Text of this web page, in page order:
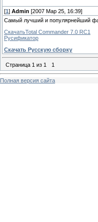
[1 ] Admin [2007 Мар 25, 16:39]
Самый лучший и популярнейший
СкачатьTotal Commander 7.0 RC1
Русификатор
Скачать Русскую сборку
Страница 1 из 1 1
Полная версия сайта